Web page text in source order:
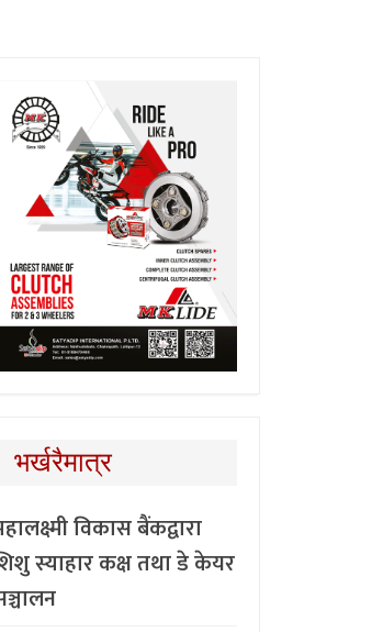
भर्खरैमात्र
विकास बैंकद्वारा
स्याहार कक्ष तथा डे केयर